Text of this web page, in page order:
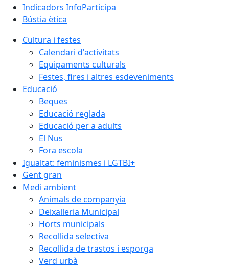
Indicadors InfoParticipa
Bústia ètica
Cultura i festes
Calendari d'activitats
Equipaments culturals
Festes, fires i altres esdeveniments
Educació
Beques
Educació reglada
Educació per a adults
El Nus
Fora escola
Igualtat: feminismes i LGTBI+
Gent gran
Medi ambient
Animals de companyia
Deixalleria Municipal
Horts municipals
Recollida selectiva
Recollida de trastos i esporga
Verd urbà